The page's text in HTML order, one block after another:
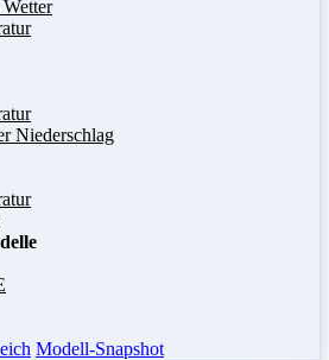
Niederschlag
Modell-Snapshot